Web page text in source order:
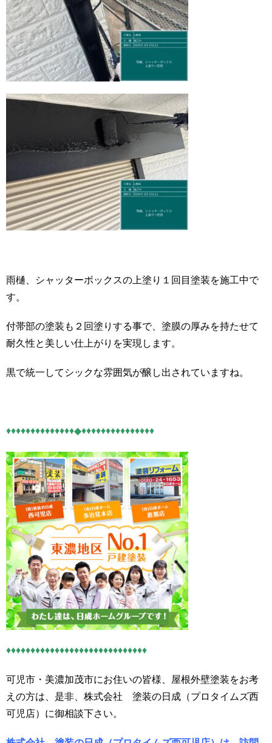
雨樋、シャッターボックスの上塗り１回目塗装を施工中で
す。
付帯部の塗装も２回塗りする事で、塗膜の厚みを持たせて
耐久性と美しい仕上がりを実現します。
黒で統一してシックな雰囲気が醸し出されていますね。
♦♦♦♦♦♦♦♦♦♦♦♦♦♦◆♦♦♦♦♦♦♦♦♦♦♦♦♦♦♦
♦♦♦♦♦♦♦♦♦♦♦♦♦♦♦♦♦♦♦♦♦♦♦♦♦♦♦♦♦
可児市・美濃加茂市にお住いの皆様、屋根外壁塗装をお考
えの方は、是非、株式会社 塗装の日成（プロタイムズ西
可児店）に御相談下さい。